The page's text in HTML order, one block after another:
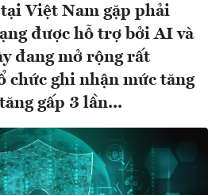
Việt Nam gặp phải
được hỗ trợ bởi AI và
đang mở rộng rất
chức ghi nhận mức tăng
gấp 3 lần...